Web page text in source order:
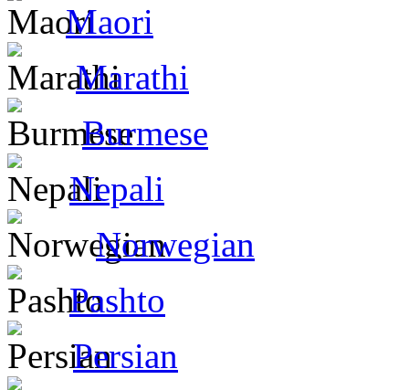
Maori
Marathi
Burmese
Nepali
Norwegian
Pashto
Persian